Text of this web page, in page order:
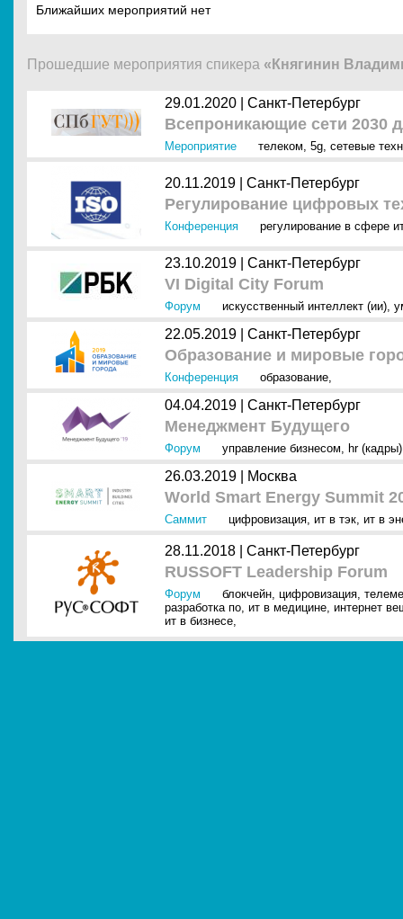
Ближайших мероприятий нет
Прошедшие мероприятия спикера «Княгинин
29.01.2020 | Санкт-Петербург
Всепроникающие сети 2030
Мероприятие телеком, 5g, сетевые
20.11.2019 | Санкт-Петербург
Регулирование цифровых
Конференция регулирование в сфере
23.10.2019 | Санкт-Петербург
VI Digital City Forum
Форум искусственный интеллект (ии),
22.05.2019 | Санкт-Петербург
Образование и мировые
Конференция образование,
04.04.2019 | Санкт-Петербург
Менеджмент Будущего
Форум управление бизнесом, hr (кадры)
26.03.2019 | Москва
World Smart Energy Summit
Саммит цифровизация, ит в тэк, ит в
28.11.2018 | Санкт-Петербург
RUSSOFT Leadership Forum
Форум блокчейн, цифровизация,
разработка по, ит в медицине, интернет
ит в бизнесе,